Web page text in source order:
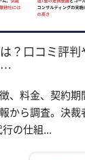
？口コミ評
…
、料金、契約期
から調査。決裁
の仕組...